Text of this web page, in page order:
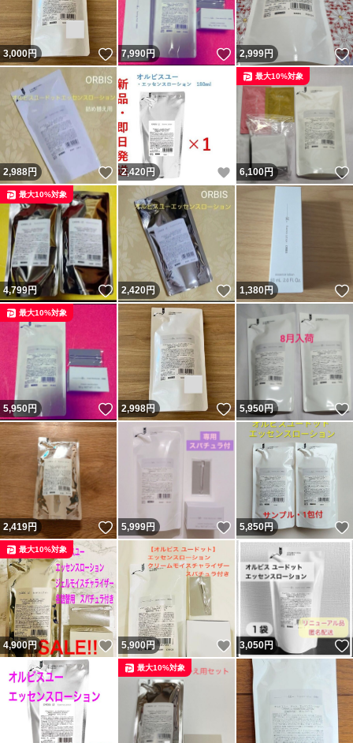
3,000円 いいね！
7,990円 いいね！
2,999円
2,988円 いいね！
2,420 円 いいね！
6,100円
最大10%対象
4,799円 いいね！
最大10%対象
2,420円 いいね！
1,380円
5,950円 いいね！
最大10%対象
2,998円 いいね！
5,950円
2,419円 いいね！
5,999円 いいね！
5,850円
4,900円 いいね！
最大10%対象
5,900円 いいね！
3,050円
最大10%対象